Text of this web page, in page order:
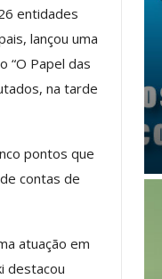
entidades
lançou uma
“O Papel das
na tarde
pontos que
contas de
atuação em
destacou
Sobre A
5 ago, 2026